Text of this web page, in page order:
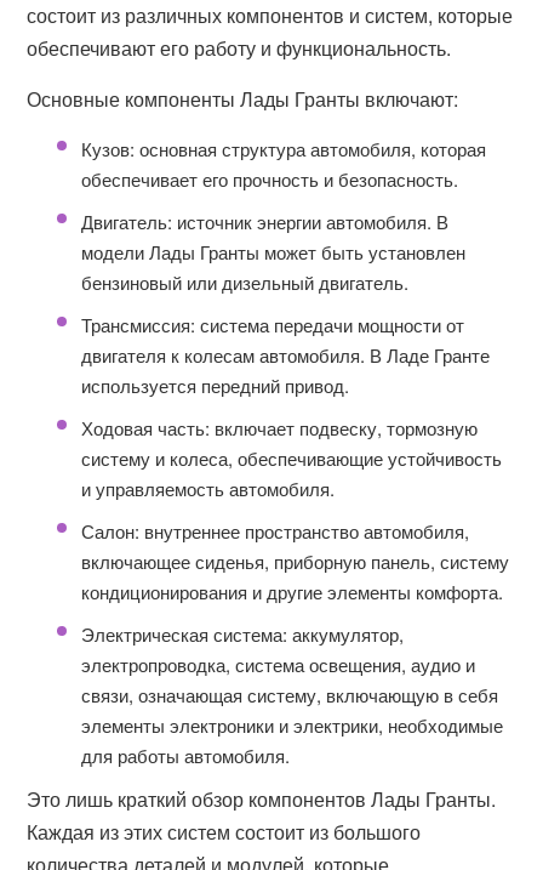
состоит из различных компонентов и систем, которые
обеспечивают его работу и функциональность.
Основные компоненты Лады Гранты включают:
Кузов: основная структура автомобиля, которая
обеспечивает его прочность и безопасность.
Двигатель: источник энергии автомобиля. В
модели Лады Гранты может быть установлен
бензиновый или дизельный двигатель.
Трансмиссия: система передачи мощности от
двигателя к колесам автомобиля. В Ладе Гранте
используется передний привод.
Ходовая часть: включает подвеску, тормозную
систему и колеса, обеспечивающие устойчивость
и управляемость автомобиля.
Салон: внутреннее пространство автомобиля,
включающее сиденья, приборную панель, систему
кондиционирования и другие элементы комфорта.
Электрическая система: аккумулятор,
электропроводка, система освещения, аудио и
связи, означающая систему, включающую в себя
элементы электроники и электрики, необходимые
для работы автомобиля.
Это лишь краткий обзор компонентов Лады Гранты.
Каждая из этих систем состоит из большого